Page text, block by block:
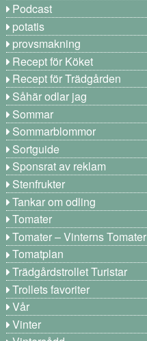
Podcast
potatis
provsmakning
Recept för Köket
Recept för Trädgården
Såhär odlar jag
Sommar
Sommarblommor
Sortguide
Sponsrat av reklam
Stenfrukter
Tankar om odling
Tomater
Tomater – Vinterns Tomater
Tomatplan
Trädgårdstrollet Turistar
Trollets favoriter
Vår
Vinter